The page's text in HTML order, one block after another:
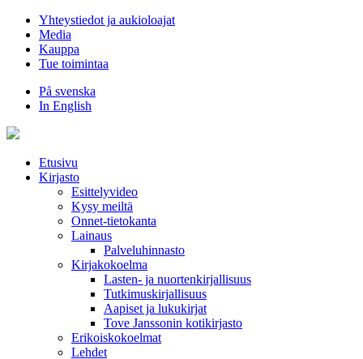
Hyppää
sisältöön
Yhteystiedot ja aukioloajat
Media
Kauppa
Tue toimintaa
På svenska
In English
Etusivu
Kirjasto
Esittelyvideo
Kysy meiltä
Onnet-tietokanta
Lainaus
Palveluhinnasto
Kirjakokoelma
Lasten- ja nuortenkirjallisuus
Tutkimuskirjallisuus
Aapiset ja lukukirjat
Tove Janssonin kotikirjasto
Erikoiskokoelmat
Lehdet